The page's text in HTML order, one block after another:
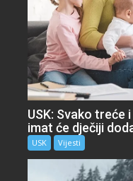
USK: Svako treće
imat će dječiji
USK Vijesti